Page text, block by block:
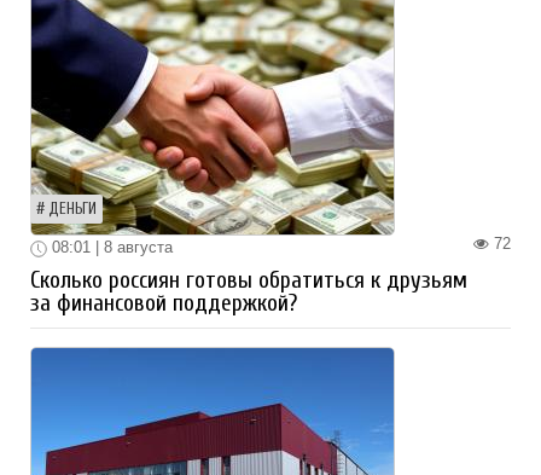
ДЕНЬГИ
72
08:01 | 8 августа
Сколько россиян готовы обратиться к друзьям
за финансовой поддержкой?